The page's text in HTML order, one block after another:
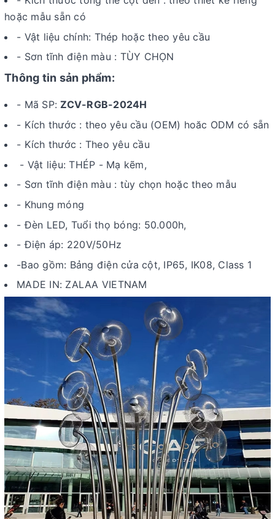
hoặc mẫu sẵn có
- Vật liệu chính: Thép hoặc theo yêu cầu
- Sơn tĩnh điện màu : TÙY CHỌN
Thông tin sản phẩm:
- Mã SP:ZCV-RGB-2024H
- Kích thước : theo yêu cầu (OEM) hoăc ODM có sẵn
- Kích thước : Theo yêu cầu
- Vật liệu: THÉP - Mạ kẽm,
- Sơn tĩnh điện màu : tùy chọn hoặc theo mẫu
- Khung móng
- Đèn LED, Tuổi thọ bóng: 50.000h,
-Điện áp: 220V/50Hz
-Bao gồm: Bảng điện cửa cột, IP65, IK08, Class 1
MADE IN: ZALAA VIETNAM